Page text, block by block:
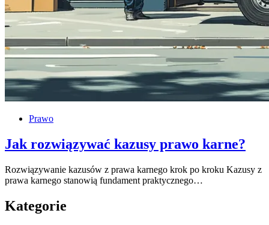
Prawo
Jak rozwiązywać kazusy prawo karne?
Rozwiązywanie kazusów z prawa karnego krok po kroku Kazusy z
prawa karnego stanowią fundament praktycznego…
Kategorie